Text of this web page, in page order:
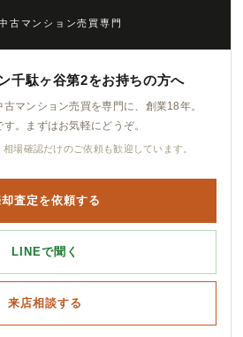
古マンション売買専門
千駄ヶ谷第2をお持ちの方へ
マンション売買を専門に、創業18年。
。まずはお気軽にどうぞ。
場確認だけのご依頼も歓迎しています。
査定を依頼する
LINEで聞く
来店相談する